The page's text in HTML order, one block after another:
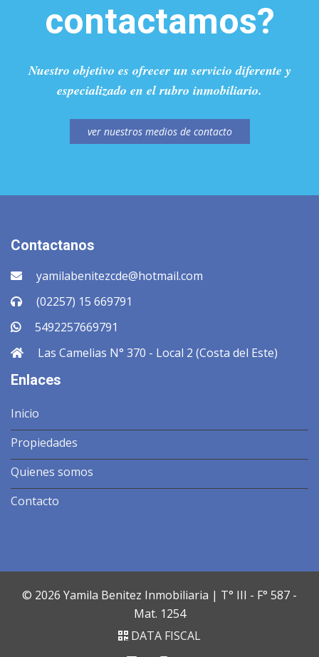
contactamos?
Nuestro objetivo es ofrecer un servicio diferente y
especializado en el rubro inmobiliario.
ver nuestros medios de contacto
Contactanos
yamilabenitezcde@hotmail.com
(02257) 15 669791
5492257669791
Las Camelias N° 370 - Local 2 (Costa del Este)
Enlaces
Inicio
Propiedades
Quienes somos
Contacto
© 2026 Yamila Benitez Inmobiliaria | T° III - F° 587 -
Mat. 1254
DATA FISCAL